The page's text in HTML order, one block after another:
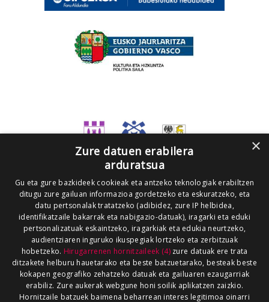
×
Zure datuen erabilera
arduratsua
Gu eta gure bazkideek cookieak eta antzeko teknologiak erabiltzen
ditugu zure gailuan informazioa gordetzeko eta eskuratzeko, eta
datu pertsonalak tratatzeko (adibidez, zure IP helbidea,
identifikatzaile bakarrak eta nabigazio-datuak), iragarki eta eduki
pertsonalizatuak eskaintzeko, iragarkiak eta edukia neurtzeko,
audientziaren inguruko ikuspegiak lortzeko eta zerbitzuak
hobetzeko. Hirugarrenen hornitzaileek (4)zure datuak ere trata
ditzakete helburu hauetarako eta beste batzuetarako, besteak beste
kokapen geografiko zehatzeko datuak eta gailuaren ezaugarriak
erabiliz. Zure aukerak webgune honi soilik aplikatzen zaizkio.
Hornitzaile batzuek baimena beharrean interes legitimoa oinarri